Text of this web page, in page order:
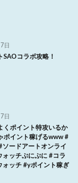
日
SAOコラボ攻略！
日
くポイント特攻いるか
ポイント稼げるwww #
ソードアートオンライ
ォッチぷにぷに #コラ
ォッチ #yポイント稼ぎ